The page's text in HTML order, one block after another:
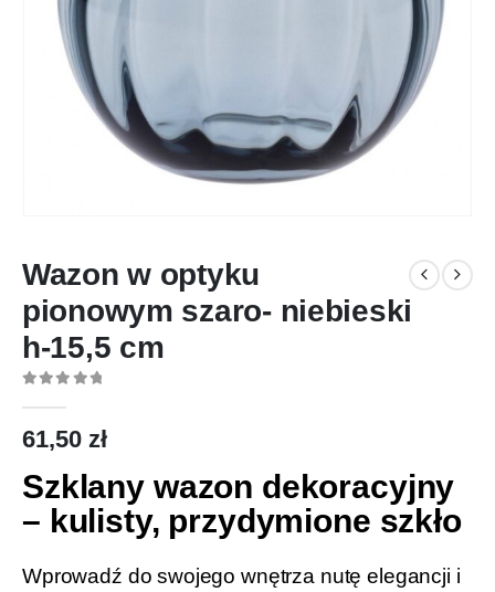
Wazon w optyku
pionowym szaro- niebieski
h-15,5 cm
61,50 zł
Szklany wazon dekoracyjny
– kulisty, przydymione szkło
Wprowadź do swojego wnętrza nutę elegancji i